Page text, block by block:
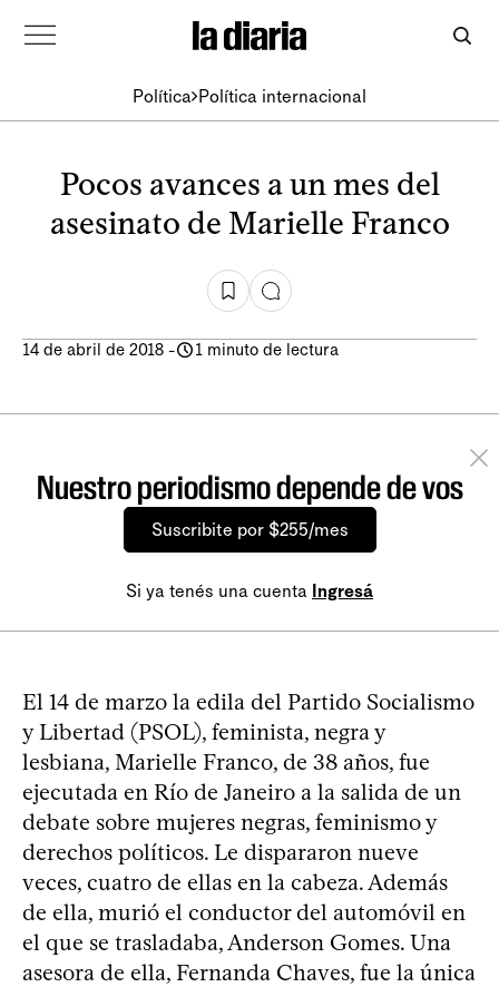
Política Política internacional
Pocos avances a un mes del
asesinato de Marielle Franco
14 de abril de 2018 - 1 minuto de lectura
Nuestro periodismo depende de vos
Suscribite por $255/mes
Si ya tenés una cuenta Ingresá
El 14 de marzo la edila del Partido Socialismo
y Libertad (PSOL), feminista, negra y
lesbiana, Marielle Franco, de 38 años, fue
ejecutada en Río de Janeiro a la salida de un
debate sobre mujeres negras, feminismo y
derechos políticos. Le dispararon nueve
veces, cuatro de ellas en la cabeza. Además
de ella, murió el conductor del automóvil en
el que se trasladaba, Anderson Gomes. Una
asesora de ella, Fernanda Chaves, fue la única